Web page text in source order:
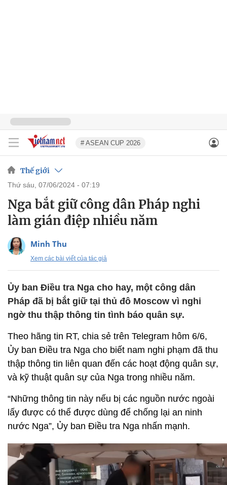
# ASEAN CUP 2026
Thế giới
thứ sáu, 07/06/2024 - 07:19
Nga bắt giữ công dân Pháp nghi
làm gián điệp nhiều năm
Minh Thu
Xem các bài viết của tác giả
Ủy ban Điều tra Nga cho hay, một công dân
Pháp đã bị bắt giữ tại thủ đô Moscow vì nghi
ngờ thu thập thông tin tình báo quân sự.
Theo hãng tin RT, chia sẻ trên Telegram hôm 6/6,
Ủy ban Điều tra Nga cho biết nam nghi phạm đã thu
thập thông tin liên quan đến các hoạt động quân sự,
và kỹ thuật quân sự của Nga trong nhiều năm.
“Những thông tin này nếu bị các nguồn nước ngoài
lấy được có thể được dùng để chống lại an ninh
nước Nga”, Ủy ban Điều tra Nga nhấn mạnh.